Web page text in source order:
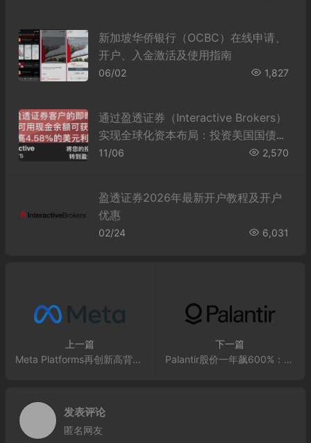
新加坡华侨银行（OCBC）在线申请、
开户、入金激活及使用指南
06/02 1,827
通过盈透证券（Interactive Brokers）
实现全球化资本布局：投资美国国债探
析
11/06 2,570
盈透证券2026年最新开户教程及开户
优惠
02/24 6,031
上一篇
Meta Platforms再创新高背后：是全球扩张红利，还是反垄断阴影前的最后狂欢？
下一篇
Palantir股价一年飙600%：AI订单爆发背后的增长密码
发表评论
匿名网友